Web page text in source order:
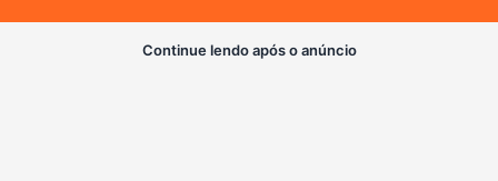
Continue lendo após o anúncio